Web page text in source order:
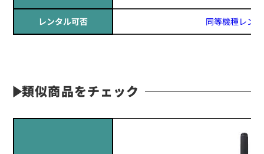
レンタル可否 同等機種レン
類似商品をチェック